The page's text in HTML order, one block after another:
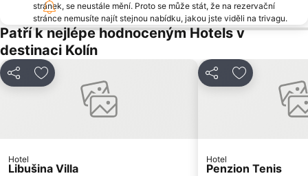
Uhříněves
Háje
Náměstí míru
Kongresové centrum Praha
Náměstí Republiky
Zámek Loučeň
Libuš
Kunratice
Českomoravská Metro Station
Nové Město
stránek, se neustále mění. Proto se může stát, že na rezervační
stránce nemusíte najít stejnou nabídku, jakou jste viděli na trivagu.
Patří k nejlépe hodnoceným Hotels v
destinaci Kolín
Sdílet Přidat na seznam oblíbených hotelů
Hotel
Libušina Villa
Sdílet Přidat na
Hotel
Penzion Tenis